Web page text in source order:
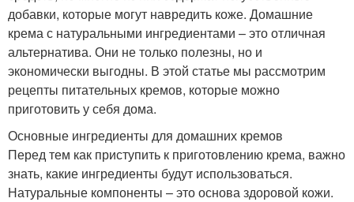
добавки, которые могут навредить коже. Домашние
крема с натуральными ингредиентами – это отличная
альтернатива. Они не только полезны, но и
экономически выгодны. В этой статье мы рассмотрим
рецепты питательных кремов, которые можно
приготовить у себя дома.
Основные ингредиенты для домашних кремов
Перед тем как приступить к приготовлению крема, важно
знать, какие ингредиенты будут использоваться.
Натуральные компоненты – это основа здоровой кожи.